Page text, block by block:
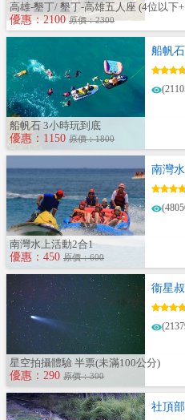
高雄-墾丁/ 墾丁-高雄五人座 (4位以下
優惠：2100 原價：2300
船帆
船帆石 3小時玩到底
優惠：1150 原價：1800
南灣
南灣水上活動2合1
優惠：450 原價：600
衞星
星空拍攝體驗 半票(未滿100公分)
優惠：290 原價：300
社頂